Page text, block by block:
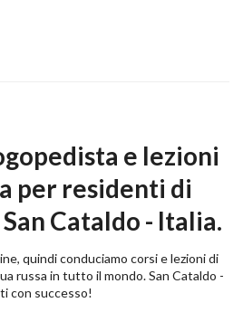
e lezioni
per residenti di
Cataldo - Italia.
quindi conduciamo corsi e lezioni di
russa in tutto il mondo. San Cataldo -
con successo!